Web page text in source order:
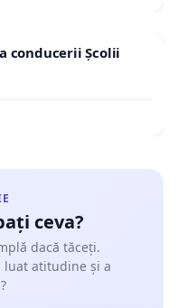
conducerii Școlii
ceva?
dacă tăceți.
atitudine și a